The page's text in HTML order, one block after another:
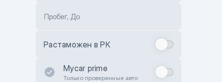
Пробег, До
Растаможен в РК
Mycar prime
Только проверенные авто